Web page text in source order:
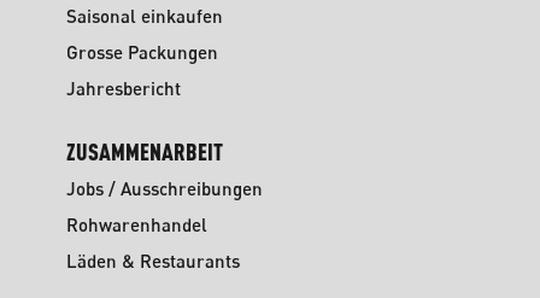
Saisonal einkaufen
Grosse Packungen
Jahresbericht
ZUSAMMENARBEIT
Jobs / Ausschreibungen
Rohwarenhandel
Läden & Restaurants